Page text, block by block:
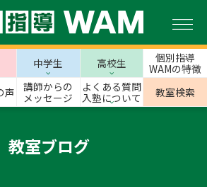
中学生 高校生
個別指導
WAMの特徴
声
講師からの
メッセージ
よくある質問
入塾について
教室検索
教室ブログ